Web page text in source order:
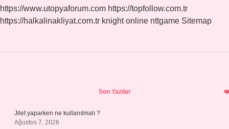
https://www.utopyaforum.com https://topfollow.com.tr
https://halkalinakliyat.com.tr knight online nttgame Sitemap
Son Yazılar
Jilet yaparken ne kullanılmalı ?
Ağustos 7, 2026